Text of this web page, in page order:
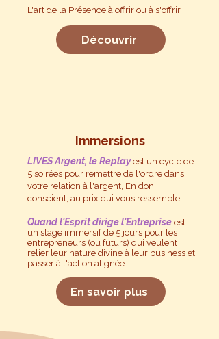
L'art de la Présence à offrir ou à s'offrir.
Découvrir
Immersions
LIVES Argent, le Replay est un cycle de
5 soirées pour remettre de l'ordre dans
votre relation à l'argent, En don
conscient, au prix qui vous ressemble.
Quand l'Esprit dirige l'Entreprise est
un stage immersif de 5 jours pour les
entrepreneurs (ou futurs) qui veulent
relier leur nature divine à leur business et
passer à l'action alignée.
En savoir plus